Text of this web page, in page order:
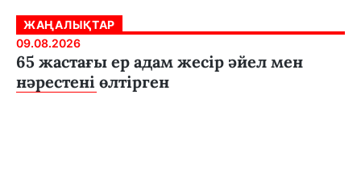
ЖАҢАЛЫҚТАР
09.08.2026
65 жастағы ер адам жесір әйел мен
нәрестені өлтірген